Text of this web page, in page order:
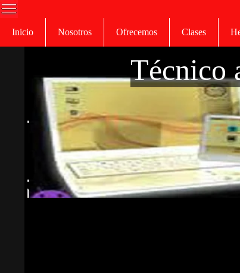
Inicio Nosotros Ofrecemos Clases
Técnico